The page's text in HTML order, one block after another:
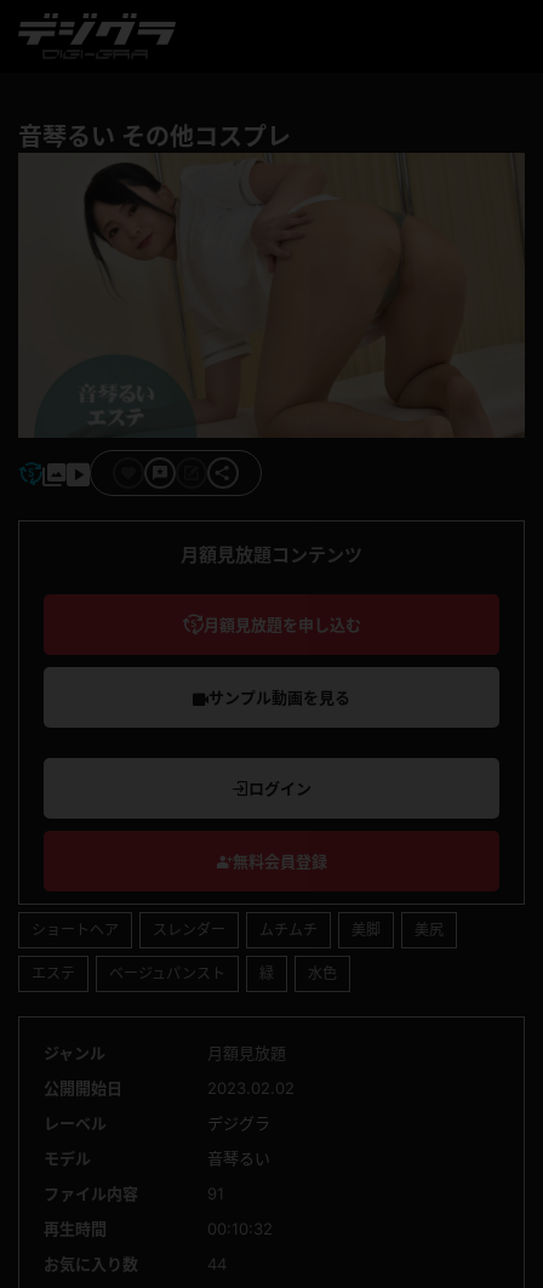
音琴るい その他コスプレ
ショートヘア スレンダー ムチムチ 美脚 美尻
エステ ベージュパンスト 緑 水色
ジャンル
月額見放題
公開開始日
2023.02.02
レーベル
デジグラ
モデル
音琴るい
ファイル内容
91
再生時間
00:10:32
お気に入り数
44
月額見放題コンテンツ
月額見放題を申し込む
サンプル動画を見る
ログイン
無料会員登録